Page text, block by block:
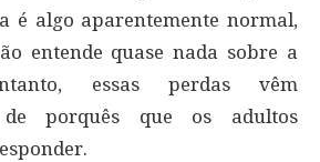
é algo aparentemente normal,
entende quase nada sobre a
essas perdas vêm
de porquês que os adultos